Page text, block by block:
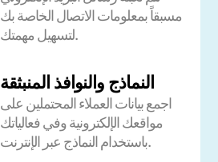
مسبقاً بمعلومات الاتصال الخاصة بك
لتسهيل مهمتك.
النماذج والنوافذ المنبثقة
اجمع بيانات العملاء المحتملين على
مواقعك الإلكترونية وفي فعالياتك
باستخدام النماذج عبر الإنترنت.